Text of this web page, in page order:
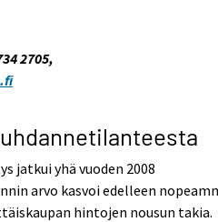
2705,
jatkui yhä vuoden 2008
arvo kasvoi edelleen
hintojen nousun takia.